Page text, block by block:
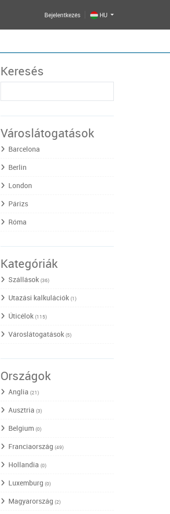
Bejelentkezés HU
Keresés
Városlátogatások
Barcelona
Berlin
London
Párizs
Róma
Kategóriák
Szállások (36)
Utazási kalkulációk (1)
Úticélok (115)
Városlátogatások (5)
Országok
Anglia (21)
Ausztria (3)
Belgium (0)
Franciaország (49)
Hollandia (0)
Luxemburg (0)
Magyarország (2)